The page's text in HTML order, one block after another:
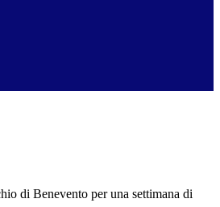
di Benevento per una settimana di